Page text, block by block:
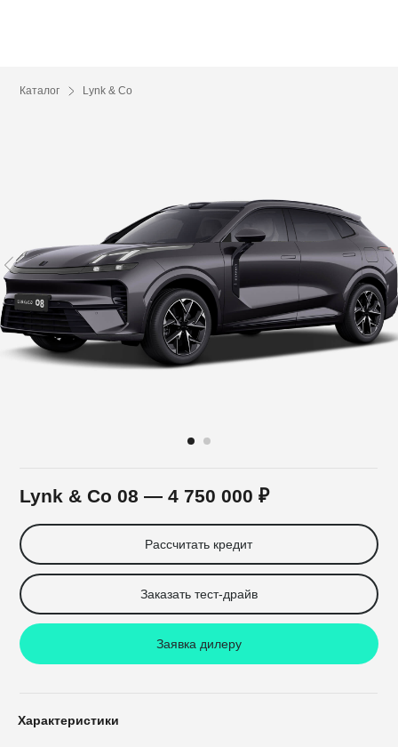
Каталог
Lynk & Co
Lynk & Co 08— 4 750 000 ₽
Заявка дилеру
Заказать тест-драйв
Рассчитать кредит
Характеристики